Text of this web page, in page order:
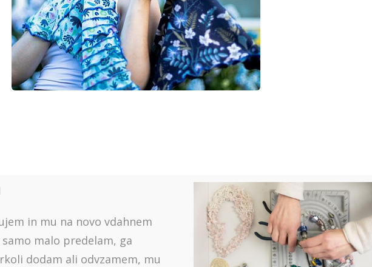
vzorcev blaga in sukanca. Nastale so raznolike
in mu na novo vdahnem
malo predelam, ga
dodam ali odvzamem, mu